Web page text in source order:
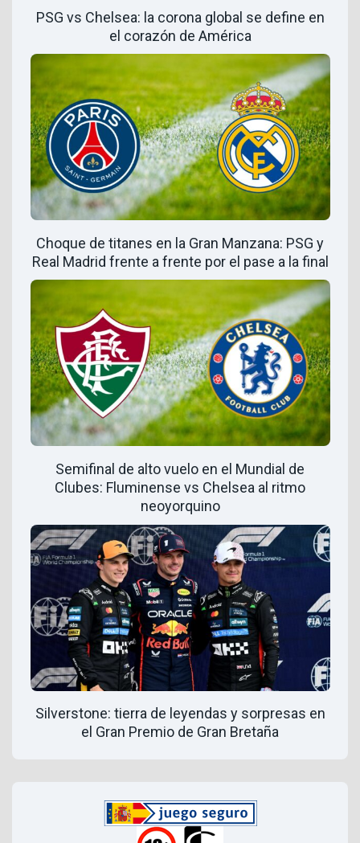
PSG vs Chelsea: la corona global se define en
el corazón de América
Choque de titanes en la Gran Manzana: PSG y
Real Madrid frente a frente por el pase a la final
Semifinal de alto vuelo en el Mundial de
Clubes: Fluminense vs Chelsea al ritmo
neoyorquino
Silverstone: tierra de leyendas y sorpresas en
el Gran Premio de Gran Bretaña